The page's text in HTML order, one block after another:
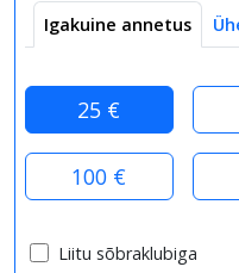
Igakuine annetus
25 €
100 €
Liitu sõbraklubiga